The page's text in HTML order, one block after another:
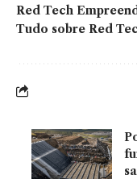
Red Tech
Tudo sobre Red